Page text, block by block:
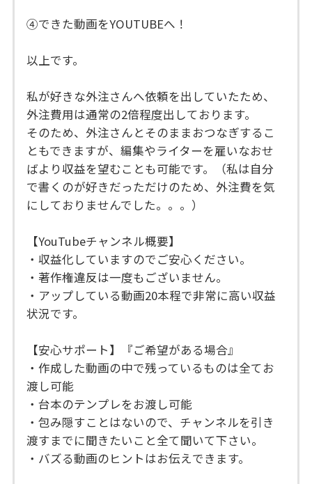
④できた動画をYOUTUBEへ！
以上です。
私が好きな外注さんへ依頼を出していたため、
外注費用は通常の2倍程度出しております。
そのため、外注さんとそのままおつなぎするこ
ともできますが、編集やライターを雇いなおせ
ばより収益を望むことも可能です。（私は自分
で書くのが好きだっただけのため、外注費を気
にしておりませんでした。。。）
【YouTubeチャンネル概要】
・収益化していますのでご安心ください。
・著作権違反は一度もございません。
・アップしている動画20本程で非常に高い収益
状況です。
【安心サポート】『ご希望がある場合』
・作成した動画の中で残っているものは全てお
渡し可能
・台本のテンプレをお渡し可能
・包み隠すことはないので、チャンネルを引き
渡すまでに聞きたいこと全て聞いて下さい。
・バズる動画のヒントはお伝えできます。